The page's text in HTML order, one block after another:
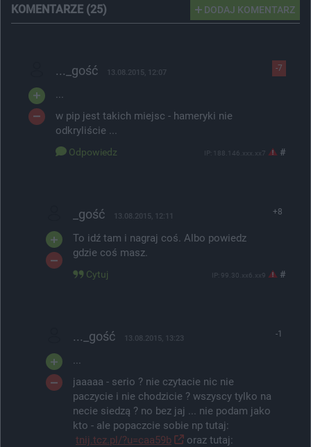
KOMENTARZE (25) DODAJ KOMENTARZ
-7
..._gość 13.08.2015, 12:07
...
w pip jest takich miejsc - hameryki nie
odkryliście ...
Odpowiedz IP: 188.146.xxx.xx7 #
+8
_gość 13.08.2015, 12:11
To idź tam i nagraj coś. Albo powiedz
gdzie coś masz.
Cytuj IP: 99.30.xx6.xx9 #
-1
..._gość 13.08.2015, 13:23
...
jaaaaa - serio ? nie czytacie nic nie
paczycie i nie chodzicie ? wszyscy tylko na
necie siedzą ? no bez jaj ... nie podam jako
kto - ale popaczcie sobie np tutaj:
tnij.tcz.pl/?u=caa59b
oraz tutaj: